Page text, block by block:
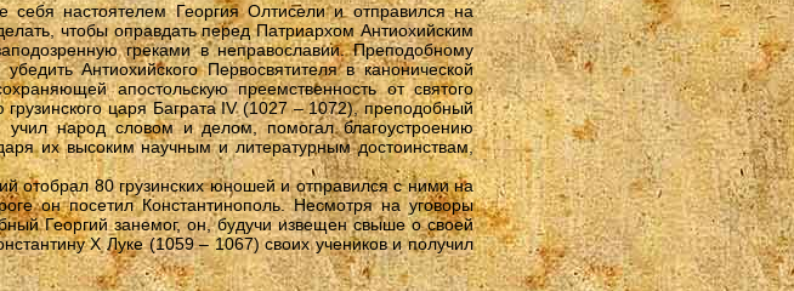
настоятелем Георгия Олтисели и отправился на
чтобы оправдать перед Патриархом Антиохийским
греками в неправославии. Преподобному
Антиохийского Первосвятителя в канонической
апостольскую преемственность от святого
царя Баграта IV (1027 – 1072), преподобный
народ словом и делом, помогал благоустроению
их высоким научным и литературным достоинствам,
отобрал 80 грузинских юношей и отправился с ними на
он посетил Константинополь. Несмотря на уговоры
Георгий занемог, он, будучи извещен свыше о своей
Х Луке (1059 – 1067) своих учеников и получил